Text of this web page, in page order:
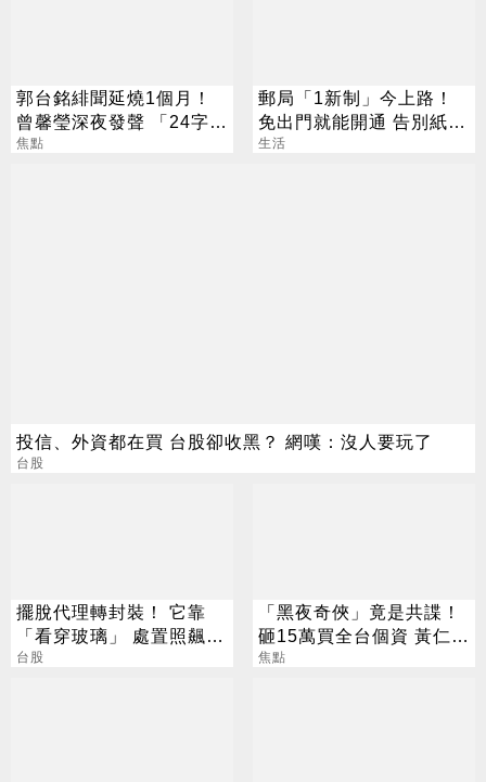
郭台銘緋聞延燒1個月！
曾馨瑩深夜發聲 「24字」
吐盡最心繫的事
焦點
郵局「1新制」今上路！
免出門就能開通 告別紙本
不用跑臨櫃
生活
投信、外資都在買 台股卻收黑？ 網嘆：沒人要玩了
台股
擺脫代理轉封裝！ 它靠
「看穿玻璃」 處置照飆2
漲停
台股
「黑夜奇俠」竟是共諜！
砸15萬買全台個資 黃仁
勳、張麗善也受害
焦點